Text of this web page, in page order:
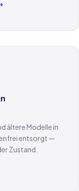
ältere Modelle in
entsorgt —
Zustand.